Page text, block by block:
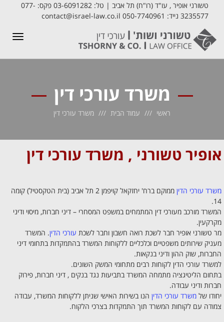
טשורני אופיר , עו"ד (רו"ח) תל אביב | טל: 03-6091282 פקס: 077-
3235577 נייד: 050-7740961 contact@israel-law.co.il
משרד עורכי דין
ראשי עמוד הבית משרד עורכי דין
אופיר טשורני , משרד עורכי דין
משרד עורכי הדין
ממוקם ברח' יחזקאל קויפמן 2 תל אביב (בית הטקסטיל) קומה
14.
המשרד מורכב מעורכי דין המתמחים במשפט המסחרי – דיני חברות, מיסוי ודיני
מקרקעין.
מר טשורני אופיר חבר לשכת רואה חשבון וחבר לשכת עורכי הדין. המשרד
מעניק שירותים משפטיים וכלכליים ללקוחות המשרד בהתמקדות בתחומי דיני
החברות, שוק ההון ודיני בנקאות.
למשרד עורכי הדין לקוחות רבים מתחומי המשק השונים.
בתחום הליטיגציה מתמחה המשרד בתביעות נגד בנקים , דיני חברות, פירוק
חברות ודיני עבודה.
יחודו של משרד עורכי הדין הנו בשירות האישי שניתן ללקוחות המשרד, עבודה
צמודה עם לקוחות המשרד תוך התמקדות בצרכי הלקוח.